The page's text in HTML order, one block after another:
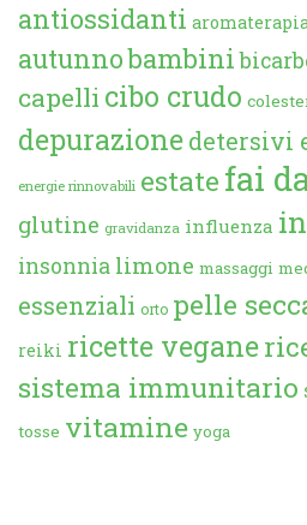
antiossidanti
autunnobambini
capelli cibo crudo
depurazione detersivi
energie rinnovabili estate fai
glutine gravidanza influenza
insonnia limone massaggi
essenziali orto pelle
reiki ricette vegane
sistema immunitario
tosse vitamine yoga